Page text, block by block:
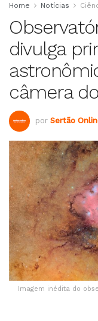
Home Notícias
divulga
câmera
por Sertão
Imagem inédita do